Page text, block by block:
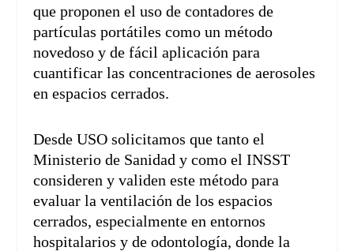
que proponen el uso de contadores de
partículas portátiles como un método
novedoso y de fácil aplicación para
cuantificar las concentraciones de aerosoles
en espacios cerrados.
Desde USO solicitamos que tanto el
Ministerio de Sanidad y como el INSST
consideren y validen este método para
evaluar la ventilación de los espacios
cerrados, especialmente en entornos
hospitalarios y de odontología, donde la